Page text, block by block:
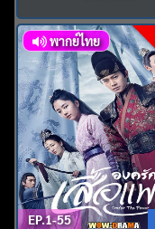
พากย์ไทย
EP.1-55